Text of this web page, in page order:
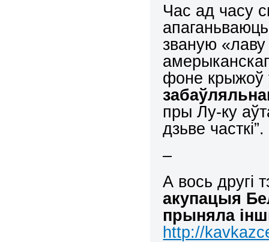
Час ад часу
званую
фоне крыжоў
пры Лу-ку
дзьве часткі”.
–
А вось другі
акупацыя
прыняла
http://